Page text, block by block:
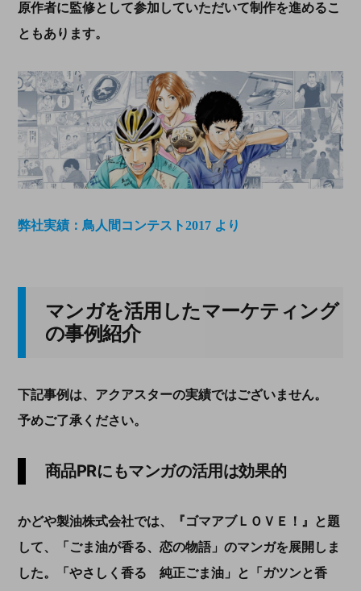
原作者に監修として参加していただいて制作を進めるこ
ともあります。
弊社実績：鳥人間コンテスト2017 より
マンガを活用したマーケティング
の事例紹介
下記事例は、アクアスターの実績ではございません。
予めご了承ください。
商品PRにもマンガの活用は効果的
かどや製油株式会社では、『ゴマアブＬＯＶＥ！』と題
して、「ごま油が香る、恋の物語」のマンガを展開しま
した。「やさしく香る 純正ごま油」と「ガツンと香